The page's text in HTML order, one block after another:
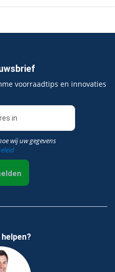
voorraadtips en innovaties
wij uw gegevens